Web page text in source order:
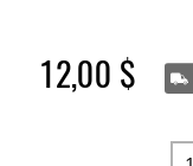
12,00 $